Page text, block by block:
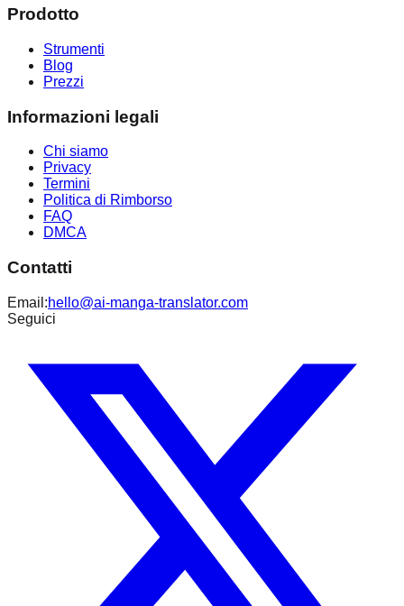
Prodotto
Strumenti
Blog
Prezzi
Informazioni legali
Chi siamo
Privacy
Termini
Politica di Rimborso
FAQ
DMCA
Contatti
Email:hello@ai-manga-translator.com
Seguici